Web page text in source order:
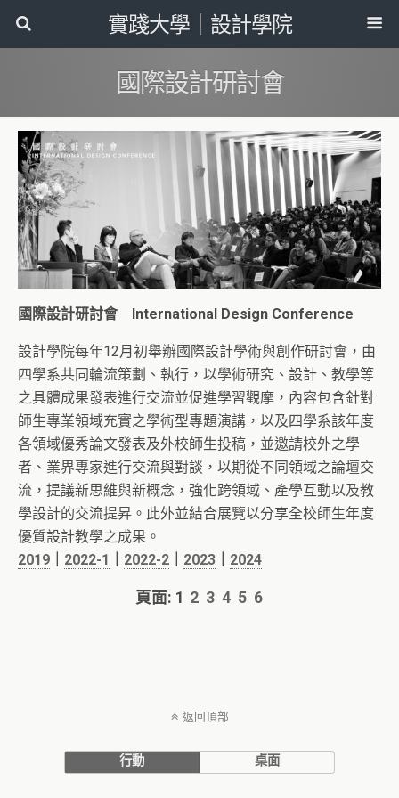
實踐大學｜設計學院
國際設計研討會
國際設計研討會 International Design Conference
設計學院每年12月初舉辦國際設計學術與創作研討會，由
四學系共同輪流策劃、執行，以學術研究、設計、教學等
之具體成果發表進行交流並促進學習觀摩，內容包含針對
師生專業領域充實之學術型專題演講，以及四學系該年度
各領域優秀論文發表及外校師生投稿，並邀請校外之學
者、業界專家進行交流與對談，以期從不同領域之論壇交
流，提議新思維與新概念，強化跨領域、產學互動以及教
學設計的交流提昇。此外並結合展覽以分享全校師生年度
優質設計教學之成果。
2019
2022-1 2022-2 2023 2024
頁面: 1 2 3 4 5 6
返回頂部
行動 桌面